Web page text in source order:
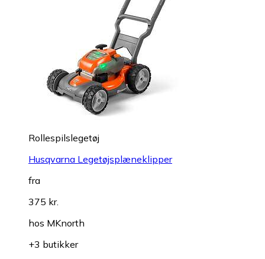
Rollespilslegetøj
Husqvarna Legetøjsplæneklipper
fra
375 kr.
hos MKnorth
+3 butikker